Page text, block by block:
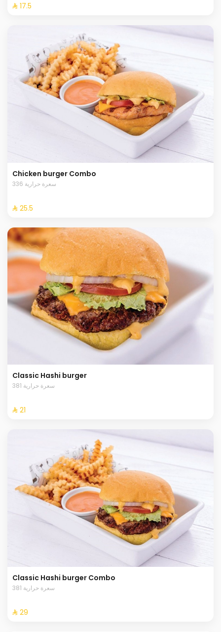
⁨⁦‪‬ 17.5⁩
Chicken burger Combo
336 سعرة حرارية
⁨⁦‪‬ 25.5⁩
Classic Hashi burger
381 سعرة حرارية
⁨⁦‪‬ 21⁩
Classic Hashi burger Combo
381 سعرة حرارية
⁨⁦‪‬ 29⁩